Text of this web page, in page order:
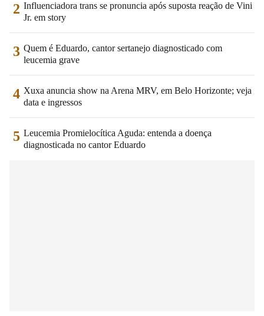
2 Influenciadora trans se pronuncia após suposta reação de Vini
Jr. em story
3 Quem é Eduardo, cantor sertanejo diagnosticado com
leucemia grave
4 Xuxa anuncia show na Arena MRV, em Belo Horizonte; veja
data e ingressos
5 Leucemia Promielocítica Aguda: entenda a doença
diagnosticada no cantor Eduardo